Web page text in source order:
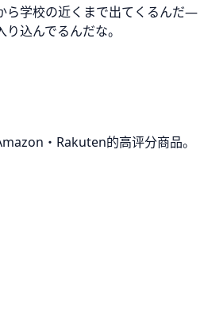
ら学校の近くまで出てくるんだ—
込んでるんだな。
・Rakuten的高评分商品。